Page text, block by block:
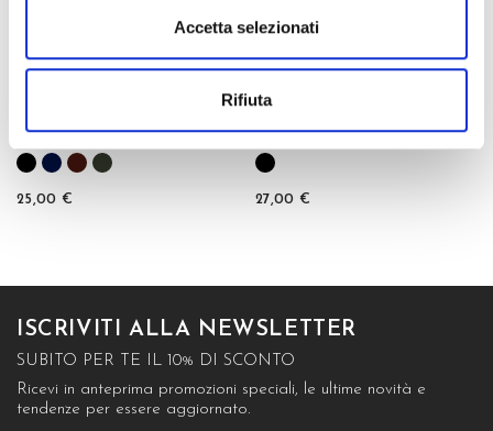
Accetta selezionati
Rifiuta
25,00 € 27,00 €
ISCRIVITI ALLA NEWSLETTER
SUBITO PER TE IL 10% DI SCONTO
Ricevi in anteprima promozioni speciali, le ultime novità e
tendenze per essere aggiornato.